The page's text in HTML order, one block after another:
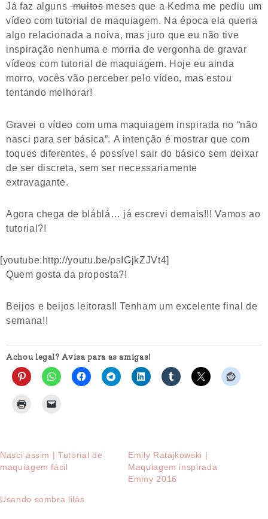
Já faz algunsmuitosmeses que a Kedma me pediu um
vídeo com tutorial de maquiagem. Na época ela queria
algo relacionada a noiva, mas juro que eu não tive
inspiração nenhuma e morria de vergonha de gravar
vídeos com tutorial de maquiagem. Hoje eu ainda
morro, vocês vão perceber pelo vídeo, mas estou
tentando melhorar!
Gravei o vídeo com uma maquiagem inspirada no “não
nasci para ser básica”. A intenção é mostrar que com
toques diferentes, é possível sair do básico sem deixar
de ser discreta, sem ser necessariamente
extravagante.
Agora chega de bláblá… já escrevi demais!!! Vamos ao
tutorial?!
[youtube:http://youtu.be/psIGjkZJVt4]
Quem gosta da proposta?!
Beijos e beijos leitoras!! Tenham um excelente final de
semana!!
Achou legal? Avisa para as amigas!
Nasci assim | Tutorial de
maquiagem fácil
Emily Ratajkowski |
Maquiagem inspirada
Emmy 2016
Usando sombra lilás